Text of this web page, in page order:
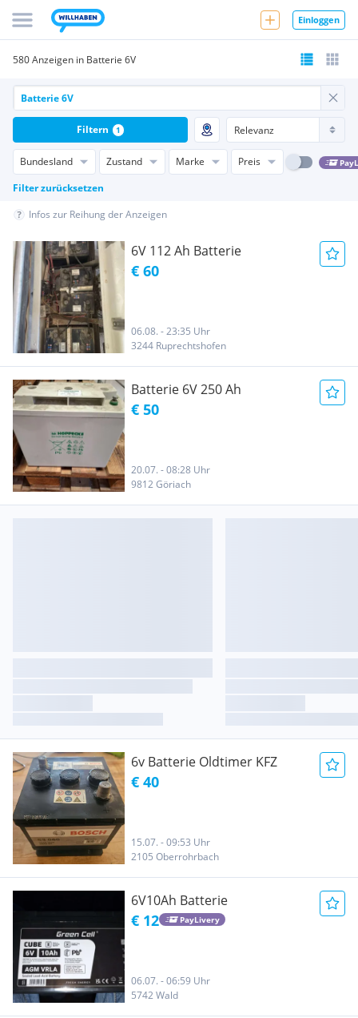
Einloggen
580 Anzeigen in Batterie 6V
Bundesland Zustand Marke Preis
Filter zurücksetzen
Filtern 1
Infos zur Reihung der Anzeigen
6V 112 Ah Batterie
€ 60
06.08. - 23:35 Uhr
3244 Ruprechtshofen
Batterie 6V 250 Ah
€ 50
20.07. - 08:28 Uhr
9812 Göriach
6v Batterie Oldtimer KFZ
€ 40
15.07. - 09:53 Uhr
2105 Oberrohrbach
6V10Ah Batterie
€ 12 PayLivery
06.07. - 06:59 Uhr
5742 Wald